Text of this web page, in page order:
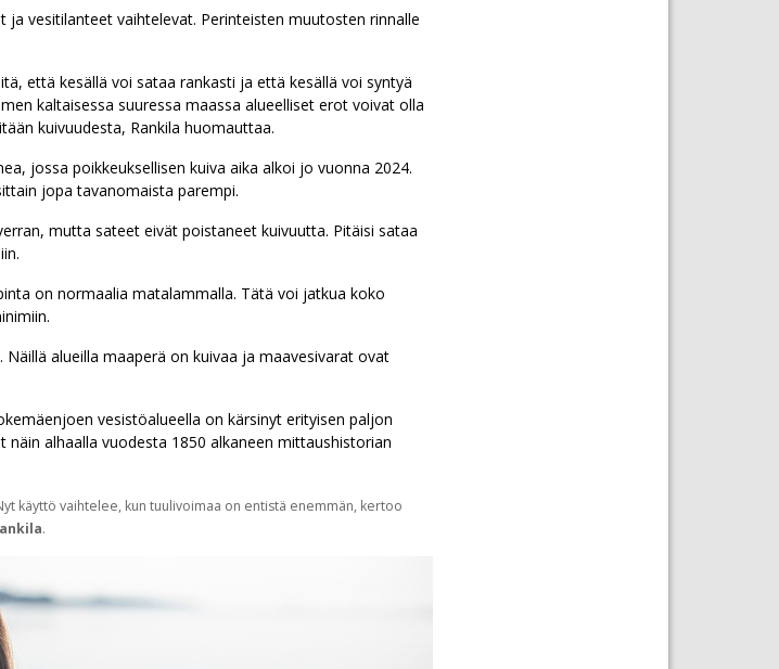
vesitilanteet vaihtelevat. Perinteisten muutosten rinnalle
että kesällä voi sataa rankasti ja että kesällä voi syntyä
kaltaisessa suuressa maassa alueelliset erot voivat olla
kuivuudesta, Rankila huomauttaa.
jossa poikkeuksellisen kuiva aika alkoi jo vuonna 2024.
jopa tavanomaista parempi.
mutta sateet eivät poistaneet kuivuutta. Pitäisi sataa
on normaalia matalammalla. Tätä voi jatkua koko
alueilla maaperä on kuivaa ja maavesivarat ovat
vesistöalueella on kärsinyt erityisen paljon
näin alhaalla vuodesta 1850 alkaneen mittaushistorian
käyttö vaihtelee, kun tuulivoimaa on entistä enemmän, kertoo
.